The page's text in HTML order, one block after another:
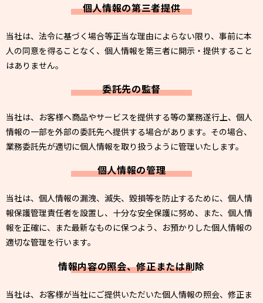
個人情報の第三者提供
当社は、法令に基づく場合等正当な理由によらない限り、事前に本
人の同意を得ることなく、個人情報を第三者に開示・提供すること
はありません。
委託先の監督
当社は、お客様へ商品やサービスを提供する等の業務遂行上、個人
情報の一部を外部の委託先へ提供する場合があります。その場合、
業務委託先が適切に個人情報を取り扱うように管理いたします。
個人情報の管理
当社は、個人情報の漏洩、滅失、毀損等を防止するために、個人情
報保護管理責任者を設置し、十分な安全保護に努め、また、個人情
報を正確に、また最新なものに保つよう、お預かりした個人情報の
適切な管理を行います。
情報内容の照会、修正または削除
当社は、お客様が当社にご提供いただいた個人情報の照会、修正ま